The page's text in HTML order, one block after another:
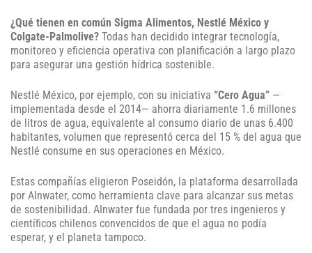
¿Qué tienen en común Sigma Alimentos, Nestlé México y
Colgate-Palmolive? Todas han decidido integrar tecnología,
monitoreo y eficiencia operativa con planificación a largo plazo
para asegurar una gestión hídrica sostenible.
Nestlé México, por ejemplo, con su iniciativa “Cero Agua” —
implementada desde el 2014— ahorra diariamente 1.6 millones
de litros de agua, equivalente al consumo diario de unas 6.400
habitantes, volumen que representó cerca del 15 % del agua que
Nestlé consume en sus operaciones en México.
Estas compañías eligieron Poseidón, la plataforma desarrollada
por AInwater, como herramienta clave para alcanzar sus metas
de sostenibilidad. AInwater fue fundada por tres ingenieros y
científicos chilenos convencidos de que el agua no podía
esperar, y el planeta tampoco.